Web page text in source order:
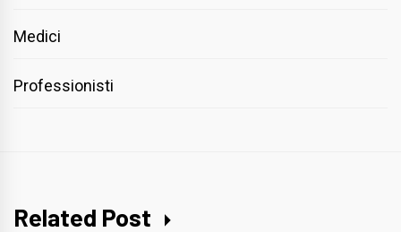
Medici
Professionisti
Related Post